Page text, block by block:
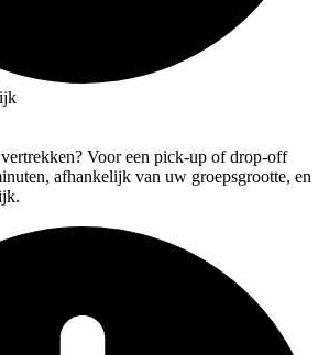
Voor een pick-up of drop-off
afhankelijk van uw groepsgrootte, en